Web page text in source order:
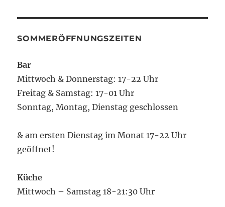
SOMMERÖFFNUNGSZEITEN
Bar
Mittwoch & Donnerstag: 17-22 Uhr
Freitag & Samstag: 17-01 Uhr
Sonntag, Montag, Dienstag geschlossen
& am ersten Dienstag im Monat 17-22 Uhr
geöffnet!
Küche
Mittwoch – Samstag 18-21:30 Uhr